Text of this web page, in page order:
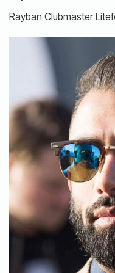
Rayban Clubmaster